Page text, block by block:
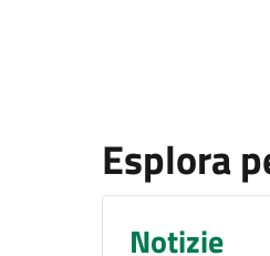
Esplora
Notizie